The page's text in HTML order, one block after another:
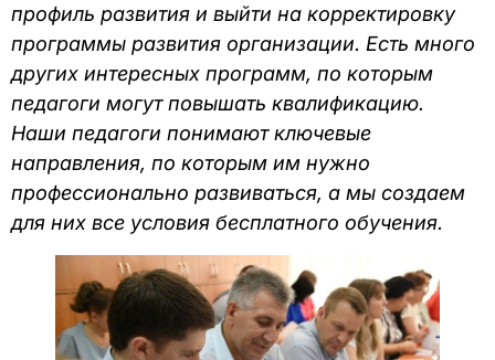
профиль развития и выйти на корректировку
программы развития организации. Есть много
других интересных программ, по которым
педагоги могут повышать квалификацию.
Наши педагоги понимают ключевые
направления, по которым им нужно
профессионально развиваться, а мы создаем
для них все условия бесплатного обучения.